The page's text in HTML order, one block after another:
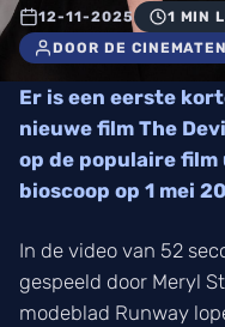
12-11-2025
1 MIN
DOOR DE CINEMATEN
Er is een eerste
nieuwe film The
op de populaire
bioscoop op 1 mei
In de video van 52
gespeeld door Meryl
modeblad Runway